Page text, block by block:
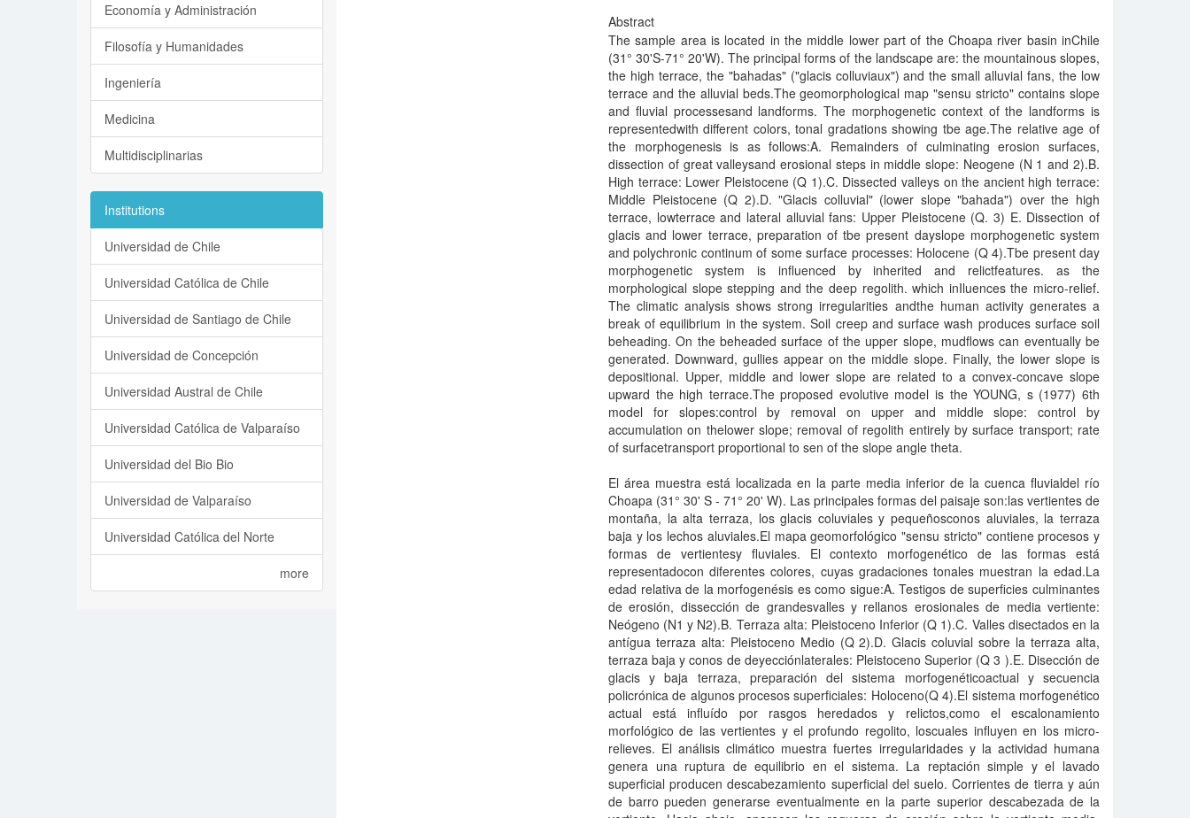
Abstract
The sample area is located in the middle lower part of the Choapa river basin inChile
(31° 30'S-71° 20'W). The principal forms of the landscape are: the mountainous slopes,
the high terrace, the "bahadas" ("glacis colluviaux") and the small alluvial fans, the low
terrace and the alluvial beds.The geomorphological map "sensu stricto" contains slope
and fluvial processesand landforms. The morphogenetic context of the landforms is
representedwith different colors, tonal gradations showing tbe age.The relative age of
the morphogenesis is as follows:A. Remainders of culminating erosion surfaces,
dissection of great valleysand erosional steps in middle slope: Neogene (N 1 and 2).B.
High terrace: Lower Pleistocene (Q 1).C. Dissected valleys on the ancient high terrace:
Middle Pleistocene (Q 2).D. "Glacis colluvial" (lower slope "bahada") over the high
terrace, lowterrace and lateral alluvial fans: Upper Pleistocene (Q. 3) E. Dissection of
glacis and lower terrace, preparation of tbe present dayslope morphogenetic system
and polychronic continum of some surface processes: Holocene (Q 4).Tbe present day
morphogenetic system is influenced by inherited and relictfeatures. as the
morphological slope stepping and the deep regolith. which inIluences the micro-relief.
The climatic analysis shows strong irregularities andthe human activity generates a
break of equilibrium in the system. Soil creep and surface wash produces surface soil
beheading. On the beheaded surface of the upper slope, mudflows can eventually be
generated. Downward, gullies appear on the middle slope. Finally, the lower slope is
depositional. Upper, middle and lower slope are related to a convex-concave slope
upward the high terrace.The proposed evolutive model is the YOUNG, s (1977) 6th
model for slopes:control by removal on upper and middle slope: control by
accumulation on thelower slope; removal of regolith entirely by surface transport; rate
of surfacetransport proportional to sen of the slope angle theta.
El área muestra está localizada en la parte media inferior de la cuenca fluvialdel río
Choapa (31° 30' S - 71° 20' W). Las principales formas del paisaje son:las vertientes de
montaña, la alta terraza, los glacis coluviales y pequeñosconos aluviales, la terraza
baja y los lechos aluviales.El mapa geomorfológico "sensu stricto" contiene procesos y
formas de vertientesy fluviales. El contexto morfogenético de las formas está
representadocon diferentes colores, cuyas gradaciones tonales muestran la edad.La
edad relativa de la morfogenésis es como sigue:A. Testigos de superficies culminantes
de erosión, dissección de grandesvalles y rellanos erosionales de media vertiente:
Neógeno (N1 y N2).B. Terraza alta: Pleistoceno Inferior (Q 1).C. Valles disectados en la
antígua terraza alta: Pleistoceno Medio (Q 2).D. Glacis coluvial sobre la terraza alta,
terraza baja y conos de deyecciónlaterales: Pleistoceno Superior (Q 3 ).E. Disección de
glacis y baja terraza, preparación del sistema morfogenéticoactual y secuencia
policrónica de algunos procesos superficiales: Holoceno(Q 4).El sistema morfogenético
actual está influído por rasgos heredados y relictos,como el escalonamiento
morfológico de las vertientes y el profundo regolito, loscuales influyen en los micro-
relieves. El análisis climático muestra fuertes irregularidades y la actividad humana
genera una ruptura de equilibrio en el sistema. La reptación simple y el lavado
superficial producen descabezamiento superficial del suelo. Corrientes de tierra y aún
de barro pueden generarse eventualmente en la parte superior descabezada de la
Economía y Administración
Filosofía y Humanidades
Ingeniería
Medicina
Multidisciplinarias
Institutions
Universidad de Chile
Universidad Católica de Chile
Universidad de Santiago de Chile
Universidad de Concepción
Universidad Austral de Chile
Universidad Católica de Valparaíso
Universidad del Bio Bio
Universidad de Valparaíso
Universidad Católica del Norte
more